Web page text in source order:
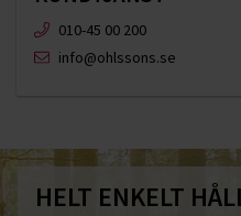
010-45 00 200​
info@ohlssons.se
HELT ENKELT